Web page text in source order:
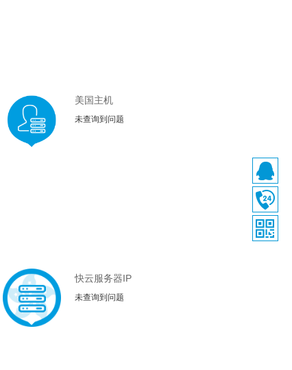
美国主机
未查询到问题
快云服务器IP
未查询到问题